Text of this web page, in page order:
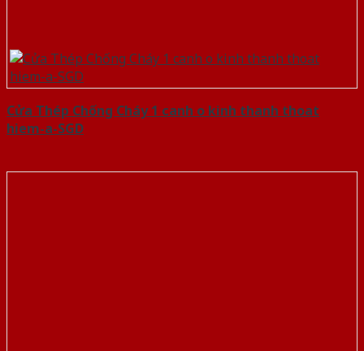
Cửa Thép Chống Cháy 1 canh o kinh thanh thoat
hiem-a-SGD